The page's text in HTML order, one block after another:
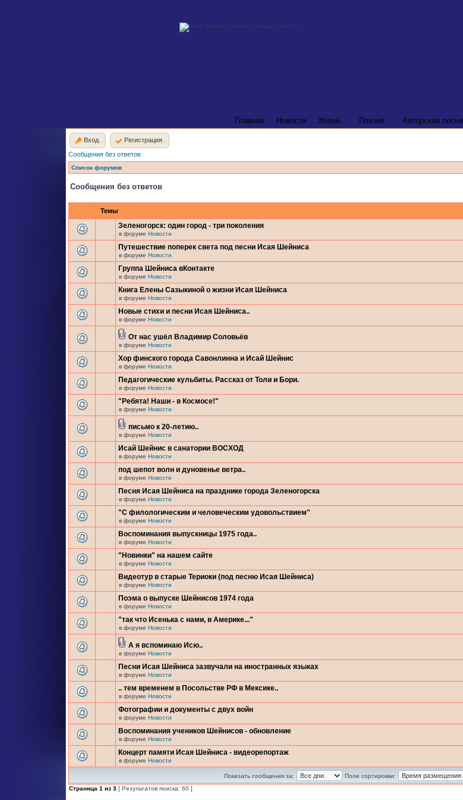
Главная Новости Жизнь Поэзия Авторская песня
Вход Регистрация
Сообщения без ответов
Список форумов
Сообщения без ответов
Темы
Зеленогорск: один город - три поколения
в форуме Новости
Путешествие поперек света под песни Исая Шейниса
в форуме Новости
Группа Шейниса вКонтакте
в форуме Новости
Книга Елены Сазыкиной о жизни Исая Шейниса
в форуме Новости
Новые стихи и песни Исая Шейниса..
в форуме Новости
От нас ушёл Владимир Соловьёв
в форуме Новости
Хор финского города Савонлинна и Исай Шейнис
в форуме Новости
Педагогические кульбиты. Рассказ от Толи и Бори.
в форуме Новости
"Ребята! Наши - в Космосе!"
в форуме Новости
письмо к 20-летию..
в форуме Новости
Исай Шейнис в санатории ВОСХОД
в форуме Новости
под шепот волн и дуновенье ветра..
в форуме Новости
Песня Исая Шейниса на празднике города Зеленогорска
в форуме Новости
"С филологическим и человеческим удовольствием"
в форуме Новости
Воспоминания выпускницы 1975 года..
в форуме Новости
"Новинки" на нашем сайте
в форуме Новости
Видеотур в старые Териоки (под песню Исая Шейниса)
в форуме Новости
Поэма о выпуске Шейнисов 1974 года
в форуме Новости
"так что Исенька с нами, в Америке..."
в форуме Новости
А я вспоминаю Исю..
в форуме Новости
Песни Исая Шейниса зазвучали на иностранных языках
в форуме Новости
.. тем временем в Посольстве РФ в Мексике..
в форуме Новости
Фотографии и документы с двух войн
в форуме Новости
Воспоминания учеников Шейнисов - обновление
в форуме Новости
Концерт памяти Исая Шейниса - видеорепортаж
в форуме Новости
Показать сообщения за:
Поле сортировки:
Страница 1 из 3 [ Результатов поиска: 60 ]